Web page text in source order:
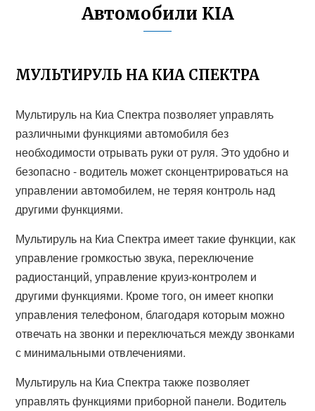
Автомобили KIA
МУЛЬТИРУЛЬ НА КИА СПЕКТРА
Мультируль на Киа Спектра позволяет управлять
различными функциями автомобиля без
необходимости отрывать руки от руля. Это удобно и
безопасно - водитель может сконцентрироваться на
управлении автомобилем, не теряя контроль над
другими функциями.
Мультируль на Киа Спектра имеет такие функции, как
управление громкостью звука, переключение
радиостанций, управление круиз-контролем и
другими функциями. Кроме того, он имеет кнопки
управления телефоном, благодаря которым можно
отвечать на звонки и переключаться между звонками
с минимальными отвлечениями.
Мультируль на Киа Спектра также позволяет
управлять функциями приборной панели. Водитель